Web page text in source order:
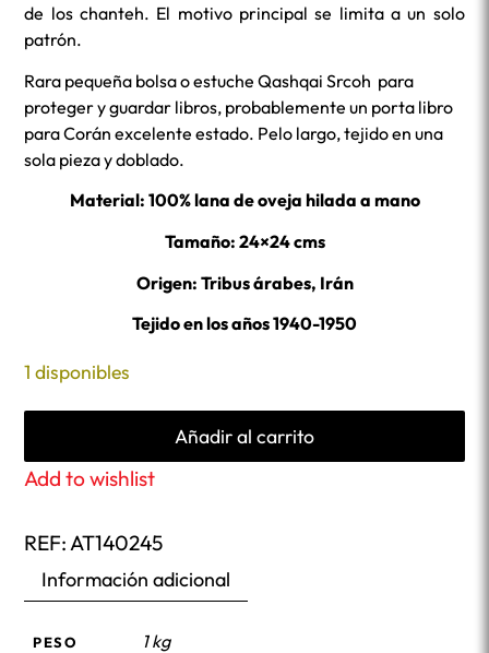
de los chanteh. El motivo principal se limita a un solo
patrón.
Rara pequeña bolsa o estuche Qashqai Srcoh para
proteger y guardar libros, probablemente un porta libro
para Corán excelente estado. Pelo largo, tejido en una
sola pieza y doblado.
Material: 100% lana de oveja hilada a mano
Tamaño: 24×24 cms
Origen: Tribus árabes, Irán
Tejido en los años 1940-1950
1 disponibles
Añadir al carrito
Add to wishlist
REF:AT140245
Información adicional
PESO 1 kg